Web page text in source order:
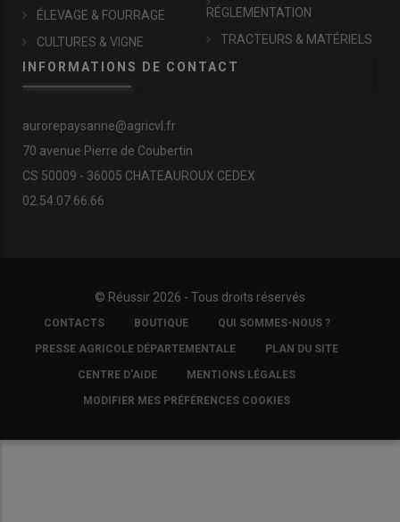
ÉLEVAGE & FOURRAGE
CULTURES & VIGNE
RÉGLEMENTATION
TRACTEURS & MATÉRIELS
INFORMATIONS DE CONTACT
aurorepaysanne@agricvl.fr
70 avenue Pierre de Coubertin
CS 50009 - 36005 CHATEAUROUX CEDEX
02.54.07.66.66
© Réussir 2026 - Tous droits réservés
FOOTER
COPYRIGHT
CONTACTS BOUTIQUE QUI SOMMES-NOUS ?
PRESSE AGRICOLE DÉPARTEMENTALE PLAN DU SITE
CENTRE D'AIDE MENTIONS LÉGALES
MODIFIER MES PRÉFÉRENCES COOKIES